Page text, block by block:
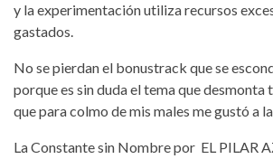
y la experimentación utiliza recursos
gastados.
No se pierdan el bonustrack que se
porque es sin duda el tema que desmonta
que para colmo de mis males me gustó a
La Constante sin Nombre por EL PILAR